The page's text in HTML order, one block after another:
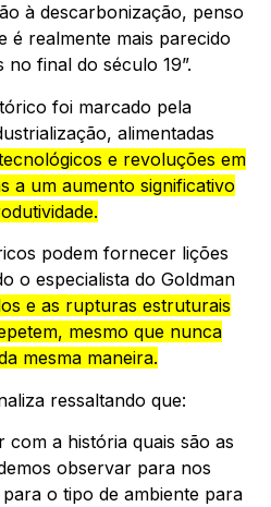
à descarbonização, penso
é realmente mais parecido
final do século 19”.
foi marcado pela
alimentadas
e revoluções em
a um aumento significativo
podem fornecer lições
o especialista do Goldman
e as rupturas estruturais
mesmo que nunca
mesma maneira.
ressaltando que:
com a história quais são as
observar para nos
o tipo de ambiente para